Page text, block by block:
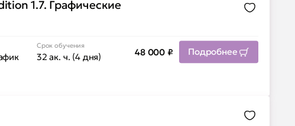
Добавить
1.7. Графические
Срок обучения
32 ак. ч. (4 дня) 48 000 ₽ Подробнее
Добавить